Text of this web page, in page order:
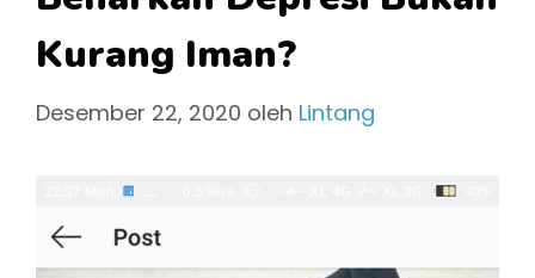
Kurang Iman?
Desember 22, 2020 oleh Lintang